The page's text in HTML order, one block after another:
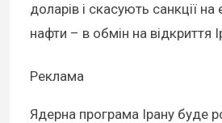
доларів і скасують санкції на
нафти – в обмін на відкриття
Реклама
Ядерна програма Ірану буде